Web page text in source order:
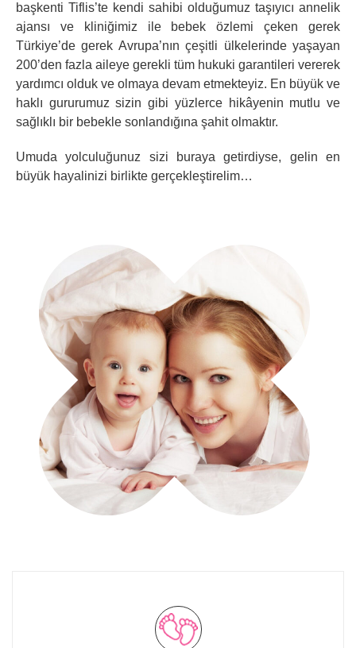
başkenti Tiflis’te kendi sahibi olduğumuz taşıyıcı annelik
ajansı ve kliniğimiz ile bebek özlemi çeken gerek
Türkiye’de gerek Avrupa’nın çeşitli ülkelerinde yaşayan
200’den fazla aileye gerekli tüm hukuki garantileri vererek
yardımcı olduk ve olmaya devam etmekteyiz. En büyük ve
haklı gururumuz sizin gibi yüzlerce hikâyenin mutlu ve
sağlıklı bir bebekle sonlandığına şahit olmaktır.
Umuda yolculuğunuz sizi buraya getirdiyse, gelin en
büyük hayalinizi birlikte gerçekleştirelim…